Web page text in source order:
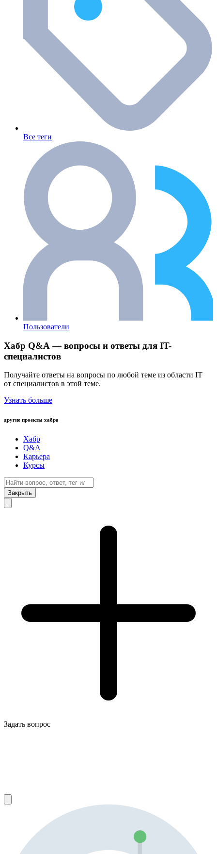
Все теги
Пользователи
Хабр Q&A — вопросы и ответы для IT-
специалистов
Получайте ответы на вопросы по любой теме из области IT
от специалистов в этой теме.
Узнать больше
другие проекты хабра
Хабр
Q&A
Карьера
Курсы
Закрыть
Задать вопрос